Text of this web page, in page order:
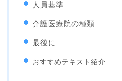
人員基準
介護医療院の種類
最後に
おすすめテキスト紹介